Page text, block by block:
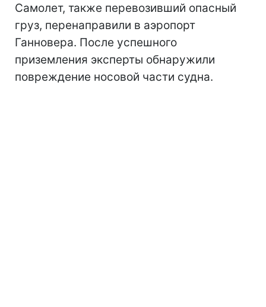
Самолет, также перевозивший опасный
груз, перенаправили в аэропорт
Ганновера. После успешного
приземления эксперты обнаружили
повреждение носовой части судна.